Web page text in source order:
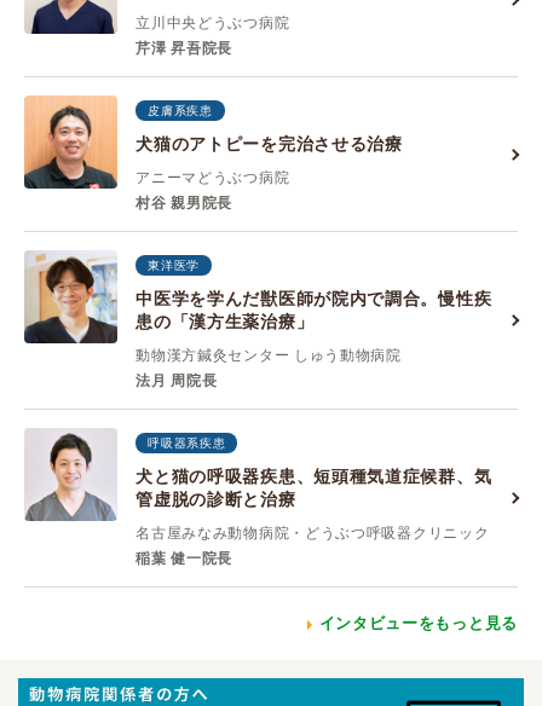
立川中央どうぶつ病院
芹澤 昇吾院長
皮膚系疾患
犬猫のアトピーを完治させる治療
アニーマどうぶつ病院
村谷 親男院長
東洋医学
中医学を学んだ獣医師が院内で調合。慢性疾
患の「漢方生薬治療」
動物漢方鍼灸センター しゅう動物病院
法月 周院長
呼吸器系疾患
犬と猫の呼吸器疾患、短頭種気道症候群、気
管虚脱の診断と治療
名古屋みなみ動物病院・どうぶつ呼吸器クリニック
稲葉 健一院長
インタビューをもっと見る